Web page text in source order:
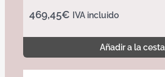
469,45€ IVA incluido
Añadir a la cesta